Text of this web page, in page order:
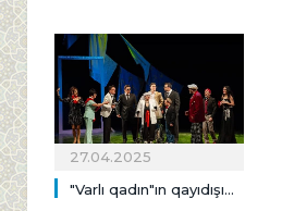
27.04.2025
"Varlı qadın"ın qayıdışı...